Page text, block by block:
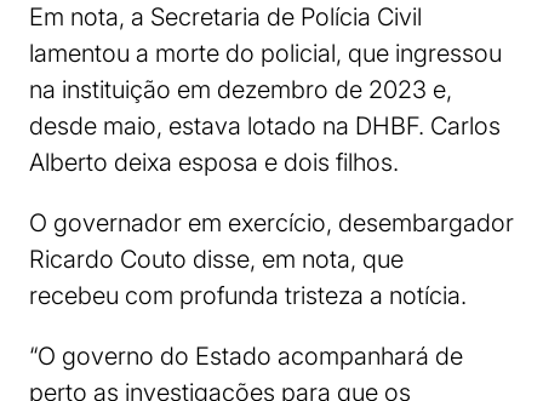
Em nota, a Secretaria de Polícia Civil
lamentou a morte do policial, que ingressou
na instituição em dezembro de 2023 e,
desde maio, estava lotado na DHBF. Carlos
Alberto deixa esposa e dois filhos.
O governador em exercício, desembargador
Ricardo Couto disse, em nota, que
recebeu com profunda tristeza a notícia.
“O governo do Estado acompanhará de
perto as investigações para que os